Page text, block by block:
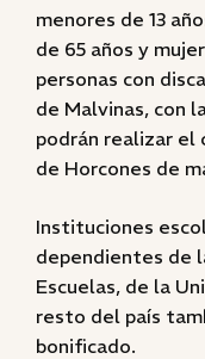
menores de 13
de 65 años y
personas con
de Malvinas, con
podrán realizar el
de Horcones de
Instituciones
dependientes de
Escuelas, de la
resto del país
bonificado.